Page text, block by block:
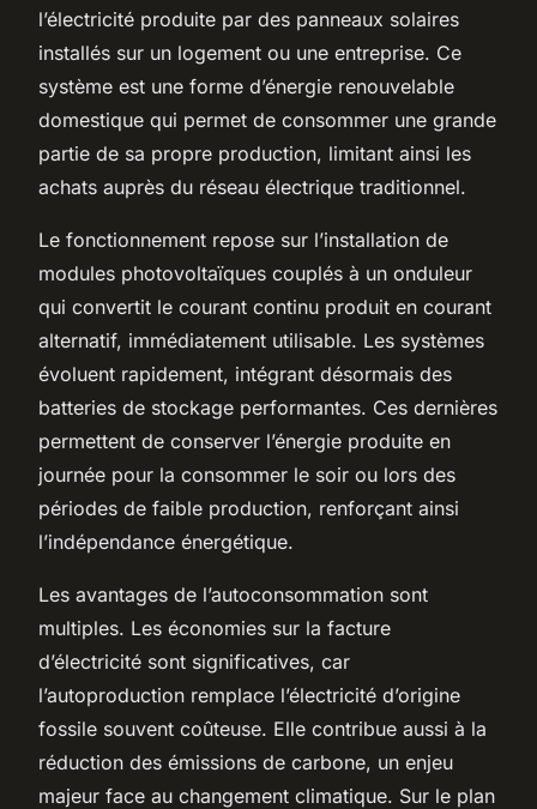
l’électricité produite par des panneaux solaires
installés sur un logement ou une entreprise. Ce
système est une forme d’énergie renouvelable
domestique qui permet de consommer une grande
partie de sa propre production, limitant ainsi les
achats auprès du réseau électrique traditionnel.
Le fonctionnement repose sur l’installation de
modules photovoltaïques couplés à un onduleur
qui convertit le courant continu produit en courant
alternatif, immédiatement utilisable. Les systèmes
évoluent rapidement, intégrant désormais des
batteries de stockage performantes. Ces dernières
permettent de conserver l’énergie produite en
journée pour la consommer le soir ou lors des
périodes de faible production, renforçant ainsi
l’indépendance énergétique.
Les avantages de l’autoconsommation sont
multiples. Les économies sur la facture
d’électricité sont significatives, car
l’autoproduction remplace l’électricité d’origine
fossile souvent coûteuse. Elle contribue aussi à la
réduction des émissions de carbone, un enjeu
majeur face au changement climatique. Sur le plan